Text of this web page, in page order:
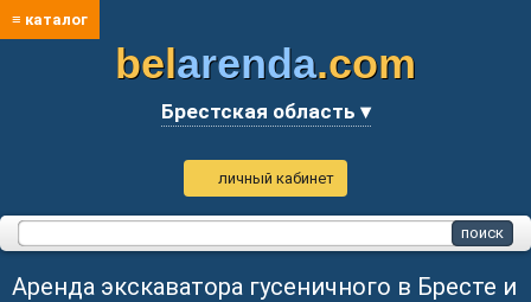
≡ каталог
belarenda.com
Брестская область ▾
личный кабинет
Аренда экскаватора гусеничного в Бресте и